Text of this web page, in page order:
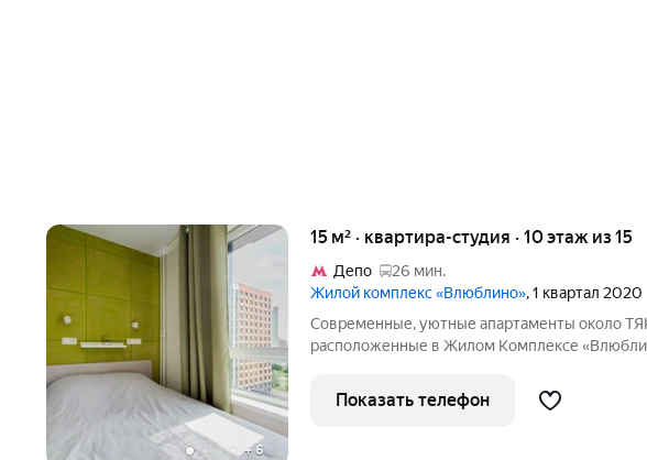
+6
15 м² · квартира-студия · 10 этаж из 15
Депо
26 мин.
Жилой комплекс «Влюблино», 1 квартал 2020
Современные, уютные апартаменты около
расположенные в Жилом Комплексе
станции метро Люблино. В непосредственной
расположены ТЯК Москва, Строительный
Показать телефон